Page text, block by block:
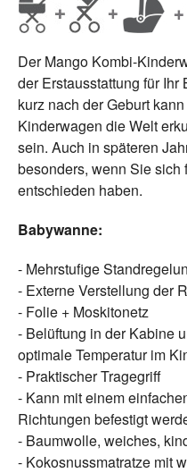
Der Mango Kombi-
der Erstausstattung für Ihr
kurz nach der Geburt
Kinderwagen die Welt
sein. Auch in späteren
besonders, wenn Sie
entschieden haben.
Babywanne:
- Mehrstufige
- Externe Verstellung der
- Folie + Moskitonetz
- Belüftung in der Kabine
optimale Temperatur im
- Praktischer Tragegriff
- Kann mit einem
Richtungen befestigt
- Baumwolle, weiches,
- Kokosnussmatratze mit